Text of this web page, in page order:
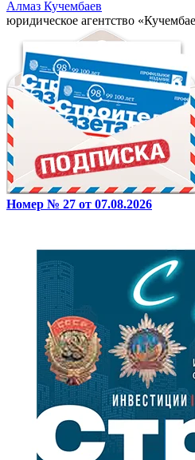
Алмаз Кучембаев
юридическое агентство
Номер № 27 от 07.08.2026